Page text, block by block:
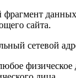
сайта.
сетевой